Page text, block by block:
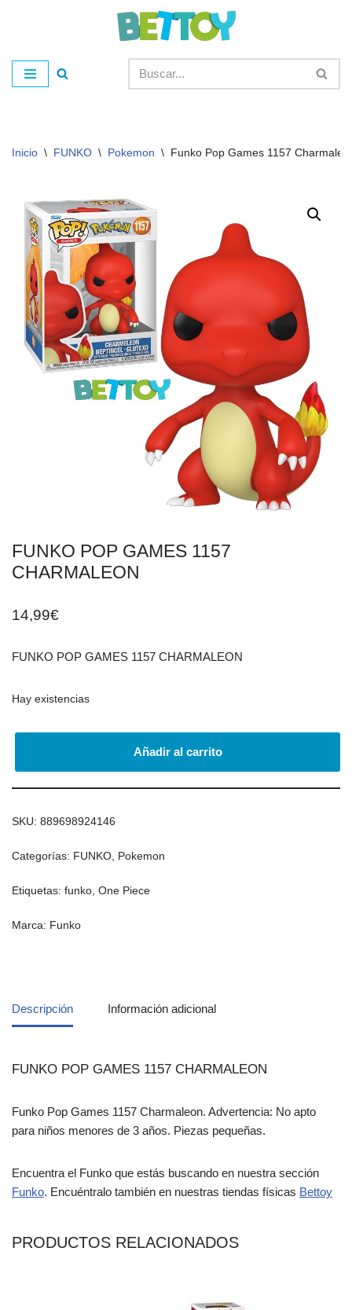
al
contenido
Inicio \ FUNKO \ Pokemon \ Funko Pop Games 1157
FUNKO POP GAMES 1157
CHARMALEON
14,99€
FUNKO POP GAMES 1157 CHARMALEON
Hay existencias
Añadir al carrito
SKU: 889698924146
Categorías: FUNKO Pokemon
Etiquetas: funko One Piece
Marca: Funko
Descripción Información adicional
FUNKO POP GAMES 1157 CHARMALEON
Funko Pop Games 1157 Charmaleon. Advertencia: No apto
para niños menores de 3 años. Piezas pequeñas.
Encuentra el Funko que estás buscando en nuestra sección
Funko. Encuéntralo también en nuestras tiendas físicas Bettoy
PRODUCTOS RELACIONADOS